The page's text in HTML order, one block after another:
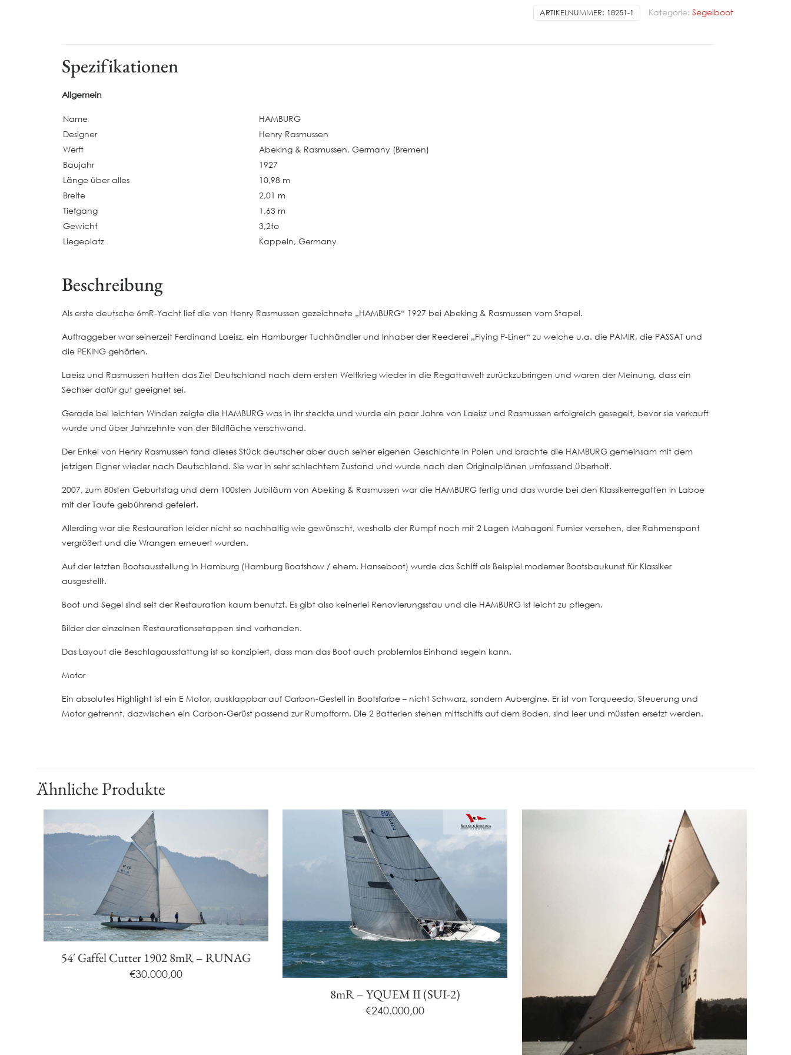
ARTIKELNUMMER: 18251-1 Kategorie: Segelboot
Spezifikationen
Allgemein
Name
HAMBURG
Designer
Henry Rasmussen
Werft
Abeking & Rasmussen, Germany (Bremen)
Baujahr
1927
Länge über alles
10,98 m
Breite
2,01 m
Tiefgang
1,63 m
Gewicht
3,2to
Liegeplatz
Kappeln, Germany
Beschreibung
Als erste deutsche 6mR-Yacht lief die von Henry Rasmussen gezeichnete „HAMBURG“ 1927 bei Abeking & Rasmussen vom Stapel.
Auftraggeber war seinerzeit Ferdinand Laeisz, ein Hamburger Tuchhändler und Inhaber der Reederei „Flying P-Liner“ zu welche u.a. die PAMIR, die PASSAT und
die PEKING gehörten.
Laeisz und Rasmussen hatten das Ziel Deutschland nach dem ersten Weltkrieg wieder in die Regattawelt zurückzubringen und waren der Meinung, dass ein
Sechser dafür gut geeignet sei.
Gerade bei leichten Winden zeigte die HAMBURG was in ihr steckte und wurde ein paar Jahre von Laeisz und Rasmussen erfolgreich gesegelt, bevor sie verkauft
wurde und über Jahrzehnte von der Bildfläche verschwand.
Der Enkel von Henry Rasmussen fand dieses Stück deutscher aber auch seiner eigenen Geschichte in Polen und brachte die HAMBURG gemeinsam mit dem
jetzigen Eigner wieder nach Deutschland. Sie war in sehr schlechtem Zustand und wurde nach den Originalplänen umfassend überholt.
2007, zum 80sten Geburtstag und dem 100sten Jubiläum von Abeking & Rasmussen war die HAMBURG fertig und das wurde bei den Klassikerregatten in Laboe
mit der Taufe gebührend gefeiert.
Allerding war die Restauration leider nicht so nachhaltig wie gewünscht, weshalb der Rumpf noch mit 2 Lagen Mahagoni Furnier versehen, der Rahmenspant
vergrößert und die Wrangen erneuert wurden.
Auf der letzten Bootsausstellung in Hamburg (Hamburg Boatshow / ehem. Hanseboot) wurde das Schiff als Beispiel moderner Bootsbaukunst für Klassiker
ausgestellt.
Boot und Segel sind seit der Restauration kaum benutzt. Es gibt also keinerlei Renovierungsstau und die HAMBURG ist leicht zu pflegen.
Bilder der einzelnen Restaurationsetappen sind vorhanden.
Das Layout die Beschlagausstattung ist so konzipiert, dass man das Boot auch problemlos Einhand segeln kann.
Motor
Ein absolutes Highlight ist ein E Motor, ausklappbar auf Carbon-Gestell in Bootsfarbe – nicht Schwarz, sondern Aubergine. Er ist von Torqueedo, Steuerung und
Motor getrennt, dazwischen ein Carbon-Gerüst passend zur Rumpfform. Die 2 Batterien stehen mittschiffs auf dem Boden, sind leer und müssten ersetzt werden.
Ähnliche Produkte
54′ Gaffel Cutter 1902 8mR – RUNAG
€30.000,00
8mR – YQUEM II (SUI-2)
€240.000,00